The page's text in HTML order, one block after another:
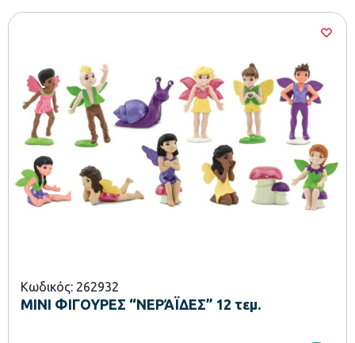
Κωδικός: 262932
ΜΙΝΙ ΦΙΓΟΥΡΕΣ “ΝΕΡΆΪΔΕΣ” 12 τεμ.